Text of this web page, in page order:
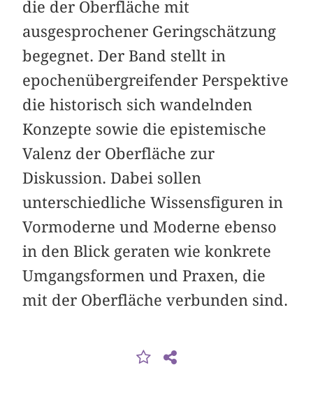
die der Oberfläche mit
ausgesprochener Geringschätzung
begegnet. Der Band stellt in
epochenübergreifender Perspektive
die historisch sich wandelnden
Konzepte sowie die epistemische
Valenz der Oberfläche zur
Diskussion. Dabei sollen
unterschiedliche Wissensfiguren in
Vormoderne und Moderne ebenso
in den Blick geraten wie konkrete
Umgangsformen und Praxen, die
mit der Oberfläche verbunden sind.